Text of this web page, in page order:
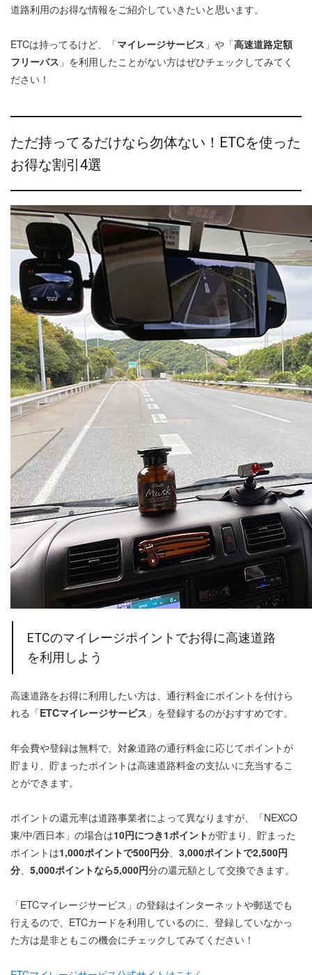
道路利用のお得な情報をご紹介していきたいと思います。
ETCは持ってるけど、「マイレージサービス 」や「高速道路定額
フリーパス 」を利用したことがない方はぜひチェックしてみてく
ださい！
ただ持ってるだけなら勿体ない！ETCを使った
お得な割引4選
ETCのマイレージポイントでお得に高速道路
を利用しよう
高速道路をお得に利用したい方は、通行料金にポイントを付けら
れる「ETCマイレージサービス 」を登録するのがおすすめです。
年会費や登録は無料で、対象道路の通行料金に応じてポイントが
貯まり、貯まったポイントは高速道路料金の支払いに充当するこ
とができます。
ポイントの還元率は道路事業者によって異なりますが、「NEXCO
東/中/西日本」の場合は10円につき1ポイントが貯まり、貯まった
ポイントは1,000ポイントで500円分、 3,000ポイントで2,500円
分、 5,000ポイントなら5,000円分の還元額として交換できます。
「ETCマイレージサービス」の登録はインターネットや郵送でも
行えるので、ETCカードを利用しているのに、登録していなかっ
た方は是非ともこの機会にチェックしてみてください！